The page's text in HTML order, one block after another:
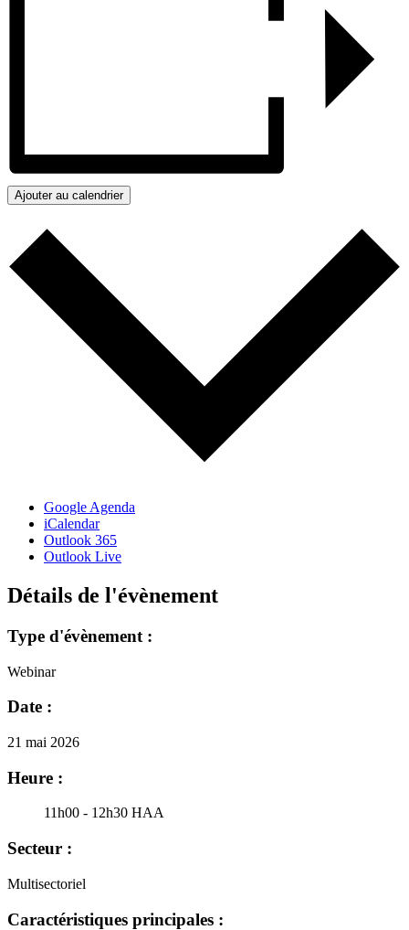
Ajouter au calendrier
Google Agenda
iCalendar
Outlook 365
Outlook Live
Détails de l'évènement
Type d'évènement :
Webinar
Date :
21 mai 2026
Heure :
11h00 - 12h30 HAA
Secteur :
Multisectoriel
Caractéristiques principales :